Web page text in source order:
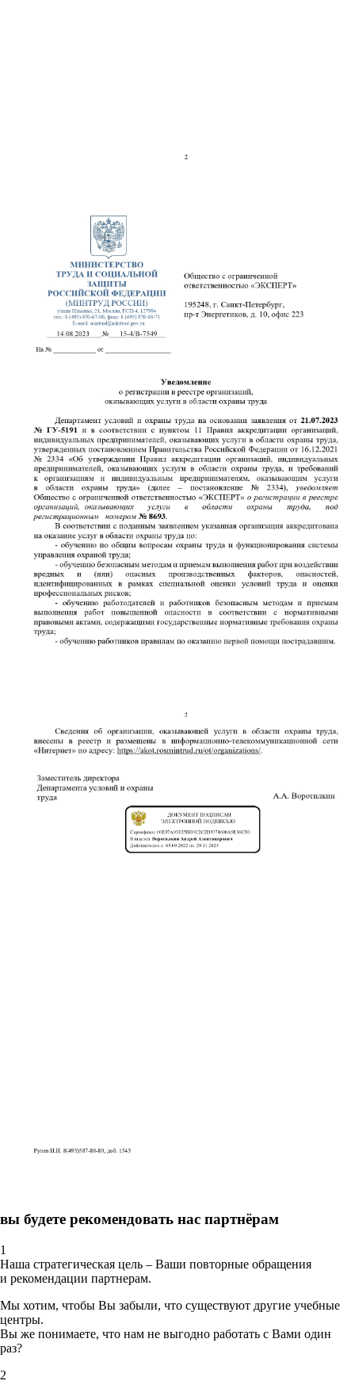
вы будете рекомендовать нас партнёрам
1
Наша стратегическая цель – Ваши повторные обращения
и рекомендации партнерам.
Мы хотим, чтобы Вы забыли, что существуют другие учебные
центры.
Вы же понимаете, что нам не выгодно работать с Вами один
раз?
2